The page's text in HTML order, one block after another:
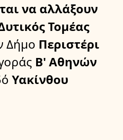
να αλλάξουν
Τομέας
Δήμο Περιστέρι
Β' Αθηνών
Υακίνθου